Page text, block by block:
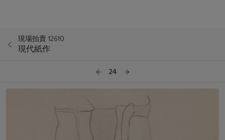
現場拍賣 12610
現代紙作
24